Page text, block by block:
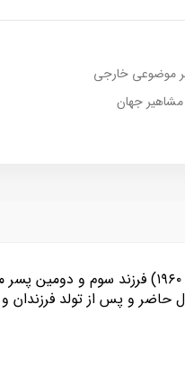
موضوعی خارجی
مشاهیر جهان
) (اندرو آلبرت کریستین ادوارد؛ زاده ۱۹ فوریه ۱۹۶۰) فرزند
حاضر و پس از تولد فرزندان